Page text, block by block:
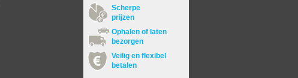
Scherpe
prijzen
Ophalen of laten
bezorgen
Veilig en flexibel
betalen